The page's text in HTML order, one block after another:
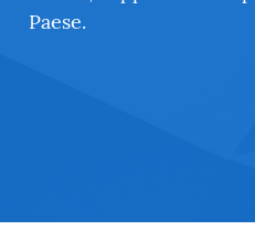
Paese.